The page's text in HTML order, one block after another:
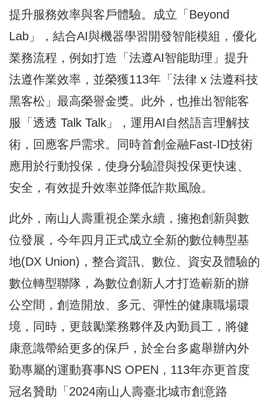
提升服務效率與客戶體驗。成立「Beyond
Lab」，結合AI與機器學習開發智能模組，優化
業務流程，例如打造「法遵AI智能助理」提升
法遵作業效率，並榮獲113年「法律 x 法遵科技
黑客松」最高榮譽金獎。此外，也推出智能客
服「透透 Talk Talk」，運用AI自然語言理解技
術，回應客戶需求。同時首創金融Fast-ID技術
應用於行動投保，使身分驗證與投保更快速、
安全，有效提升效率並降低詐欺風險。
此外，南山人壽重視企業永續，擁抱創新與數
位發展，今年四月正式成立全新的數位轉型基
地(DX Union)，整合資訊、數位、資安及體驗的
數位轉型聯隊，為數位創新人才打造嶄新的辦
公空間，創造開放、多元、彈性的健康職場環
境，同時，更鼓勵業務夥伴及內勤員工，將健
康意識帶給更多的保戶，於全台多處舉辦內外
勤專屬的運動賽事NS OPEN，113年亦更首度
冠名贊助「2024南山人壽臺北城市創意路